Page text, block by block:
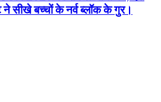
सीखे बच्चों के नर्व ब्लॉक के गुर।